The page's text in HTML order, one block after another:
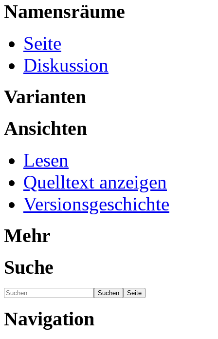
Namensräume
Seite
Diskussion
Varianten
Ansichten
Lesen
Quelltext anzeigen
Versionsgeschichte
Mehr
Suche
Navigation